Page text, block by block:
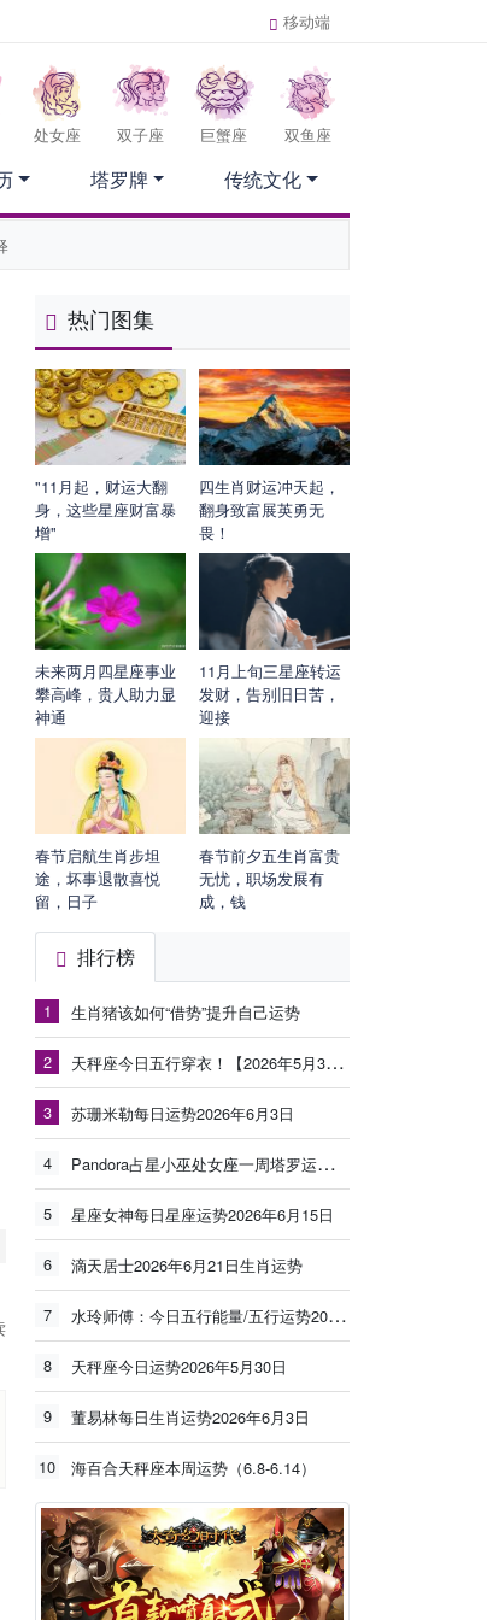
移动端
处女座 双子座 巨蟹座 双鱼座
塔罗牌 传统文化
热门图集
"11月起，财运大翻
身，这些星座财富暴
增"
四生肖财运冲天起，
翻身致富展英勇无
畏！
未来两月四星座事业
攀高峰，贵人助力显
神通
11月上旬三星座转运
发财，告别旧日苦，
迎接
春节启航生肖步坦
途，坏事退散喜悦
留，日子
春节前夕五生肖富贵
无忧，职场发展有
成，钱
排行榜
1 生肖猪该如何“借势”提升自己运势
2 天秤座今日五行穿衣！【2026年5月30日】
3 苏珊米勒每日运势2026年6月3日
4 Pandora占星小巫处女座一周塔罗运势（6.8-6.14）
5 星座女神每日星座运势2026年6月15日
6 滴天居士2026年6月21日生肖运势
7 水玲师傅：今日五行能量/五行运势2026年5月25日
8 天秤座今日运势2026年5月30日
9 董易林每日生肖运势2026年6月3日
10 海百合天秤座本周运势（6.8-6.14）